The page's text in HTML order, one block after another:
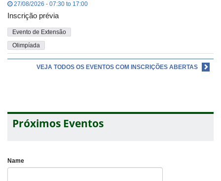
27/08/2026 - 07:30 to 17:00
Inscrição prévia
Evento de Extensão
Olimpíada
VEJA TODOS OS EVENTOS COM INSCRIÇÕES ABERTAS
Próximos Eventos
Name